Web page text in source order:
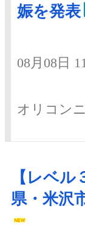
娠を発表
08月08日
オリコン
【レベル
県・米沢